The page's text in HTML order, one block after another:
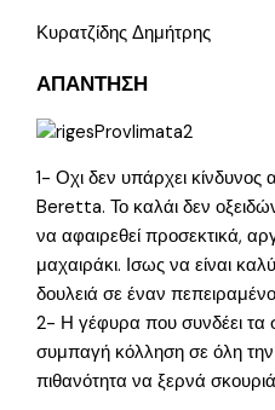
Κυρατζίδης Δημήτρης
ΑΠΑΝΤΗΣΗ
1- Οχι δεν υπάρχει
Beretta. Το καλάι δεν
να αφαιρεθεί προσεκτικά,
μαχαιράκι. Ισως να είναι
δουλειά σε έναν
2- Η γέφυρα που συνδέει τα
συμπαγή κόλληση σε όλη την
πιθανότητα να ξερνά